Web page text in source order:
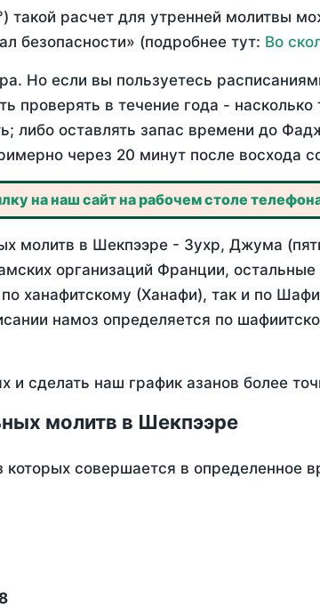
расчет для утренней молитвы
безопасности» (подробнее тут: Во
Но если вы пользуетесь
проверять в течение года -
либо оставлять запас времени до
через 20 минут после восхода
на наш сайт на рабочем столе
молитв в Шекпээре - Зухр, Джума
организаций Франции,
ханафитскому (Ханафи), так и по
намоз определяется по
и сделать наш график азанов более
молитв в Шекпээре
совершается в определенное